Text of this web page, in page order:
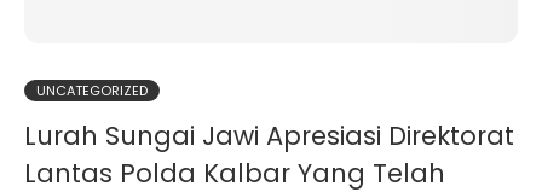
UNCATEGORIZED
Lurah Sungai Jawi Apresiasi Direktorat
Lantas Polda Kalbar Yang Telah